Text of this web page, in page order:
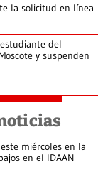
la solicitud en línea
del
y suspenden
miércoles en la
en el IDAAN